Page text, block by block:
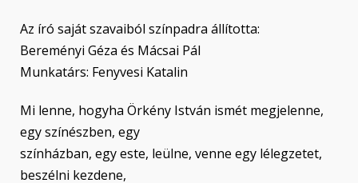
Az író saját szavaiból színpadra állította:
Bereményi Géza és Mácsai Pál
Munkatárs: Fenyvesi Katalin
Mi lenne, hogyha Örkény István ismét megjelenne,
egy színészben, egy
színházban, egy este, leülne, venne egy lélegzetet,
beszélni kezdene,